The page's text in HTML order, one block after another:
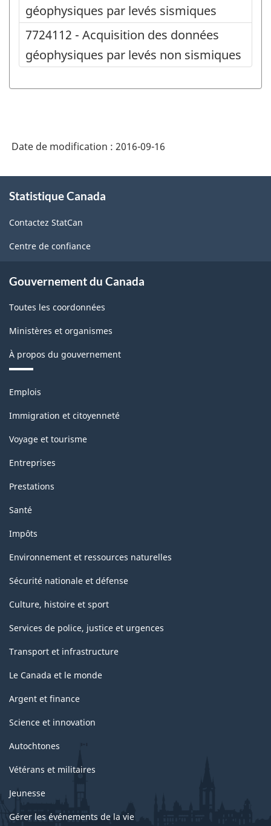
géophysiques par levés sismiques
7724112 - Acquisition des données
géophysiques par levés non sismiques
Date de modification : 2016-09-16
propos
ce
site
Statistique Canada
Contactez StatCan
Centre de confiance
Gouvernement du Canada
Toutes les coordonnées
Ministères et organismes
À propos du gouvernement
Thèmes
sujets
Emplois
Immigration et citoyenneté
Voyage et tourisme
Entreprises
Prestations
Santé
Impôts
Environnement et ressources naturelles
Sécurité nationale et défense
Culture, histoire et sport
Services de police, justice et urgences
Transport et infrastructure
Le Canada et le monde
Argent et finance
Science et innovation
Autochtones
Vétérans et militaires
Jeunesse
Gérer les événements de la vie